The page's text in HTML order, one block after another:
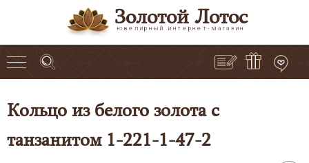
Золотой Лотос
ювелирный интернет-магазин
Кольцо из белого золота с
танзанитом 1-221-1-47-2